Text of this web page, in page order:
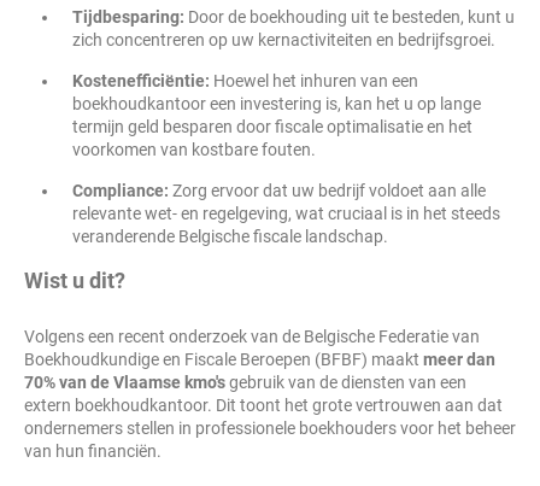
Tijdbesparing: Door de boekhouding uit te besteden, kunt u
zich concentreren op uw kernactiviteiten en bedrijfsgroei.
Kostenefficiëntie: Hoewel het inhuren van een
boekhoudkantoor een investering is, kan het u op lange
termijn geld besparen door fiscale optimalisatie en het
voorkomen van kostbare fouten.
Compliance: Zorg ervoor dat uw bedrijf voldoet aan alle
relevante wet- en regelgeving, wat cruciaal is in het steeds
veranderende Belgische fiscale landschap.
Wist u dit?
Volgens een recent onderzoek van de Belgische Federatie van
Boekhoudkundige en Fiscale Beroepen (BFBF) maakt meer dan
70% van de Vlaamse kmo'sgebruik van de diensten van een
extern boekhoudkantoor. Dit toont het grote vertrouwen aan dat
ondernemers stellen in professionele boekhouders voor het beheer
van hun financiën.